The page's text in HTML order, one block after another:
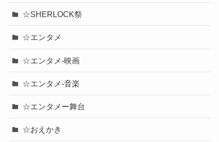
☆SHERLOCK祭
☆エンタメ
☆エンタメ-映画
☆エンタメ-音楽
☆エンタメー舞台
☆おえかき